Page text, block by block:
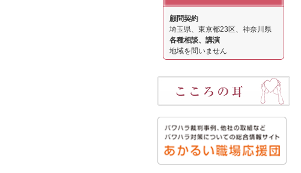
顧問契約
埼玉県、東京都23区、神奈川県
各種相談、講演
地域を問いません